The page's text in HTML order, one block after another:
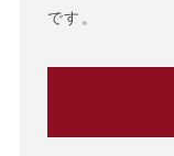
です。